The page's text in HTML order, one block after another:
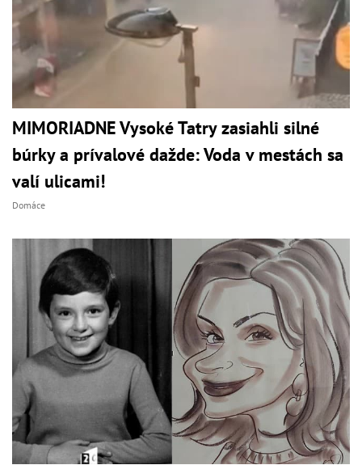
MIMORIADNE Vysoké Tatry zasiahli silné
búrky a prívalové dažde: Voda v mestách sa
valí ulicami!
Domáce